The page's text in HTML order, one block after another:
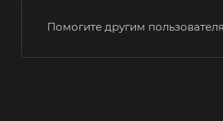
Помогите другим